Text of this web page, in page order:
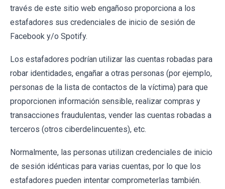
través de este sitio web engañoso proporciona a los
estafadores sus credenciales de inicio de sesión de
Facebook y/o Spotify.
Los estafadores podrían utilizar las cuentas robadas para
robar identidades, engañar a otras personas (por ejemplo,
personas de la lista de contactos de la víctima) para que
proporcionen información sensible, realizar compras y
transacciones fraudulentas, vender las cuentas robadas a
terceros (otros ciberdelincuentes), etc.
Normalmente, las personas utilizan credenciales de inicio
de sesión idénticas para varias cuentas, por lo que los
estafadores pueden intentar comprometerlas también.